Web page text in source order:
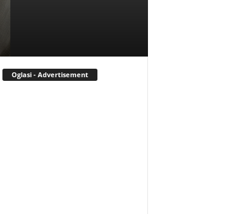
Oglasi - Advertisement